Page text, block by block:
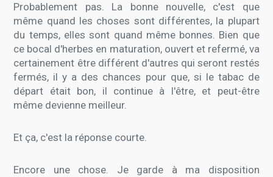
Probablement pas. La bonne nouvelle, c'est que
même quand les choses sont différentes, la plupart
du temps, elles sont quand même bonnes. Bien que
ce bocal d'herbes en maturation, ouvert et refermé, va
certainement être différent d'autres qui seront restés
fermés, il y a des chances pour que, si le tabac de
départ était bon, il continue à l'être, et peut-être
même devienne meilleur.
Et ça, c'est la réponse courte.
Encore une chose. Je garde à ma disposition